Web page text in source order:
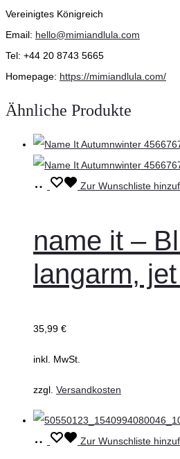
Vereinigtes Königreich
Email: hello@mimiandlula.com
Tel: +44 20 8743 5665
Homepage: https://mimiandlula.com/
Ähnliche Produkte
Ausführung
Dieses
mehrere
Varianten
auf.
Optionen
der
gewählt
Zur Wunschliste
name it –
langarm,
35,99 €
inkl. MwSt.
zzgl. Versandkosten
Ausführung
Dieses Zur Wunschliste